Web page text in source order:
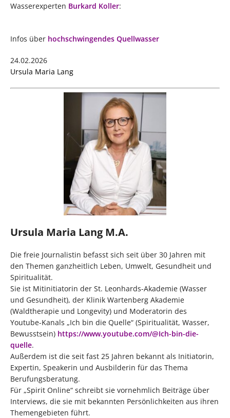
Wasserexperten Burkard Koller:
Infos über hochschwingendes Quellwasser
24.02.2026
Ursula Maria Lang
Ursula Maria Lang M.A.
Die freie Journalistin befasst sich seit über 30 Jahren mit
den Themen ganzheitlich Leben, Umwelt, Gesundheit und
Spiritualität.
Sie ist Mitinitiatorin der St. Leonhards-Akademie (Wasser
und Gesundheit), der Klinik Wartenberg Akademie
(Waldtherapie und Longevity) und Moderatorin des
Youtube-Kanals „Ich bin die Quelle“ (Spiritualität, Wasser,
Bewusstsein) https://www.youtube.com/@Ich-bin-die-
quelle.
Außerdem ist die seit fast 25 Jahren bekannt als Initiatorin,
Expertin, Speakerin und Ausbilderin für das Thema
Berufungsberatung.
Für „Spirit Online“ schreibt sie vornehmlich Beiträge über
Interviews, die sie mit bekannten Persönlichkeiten aus ihren
Themengebieten führt.